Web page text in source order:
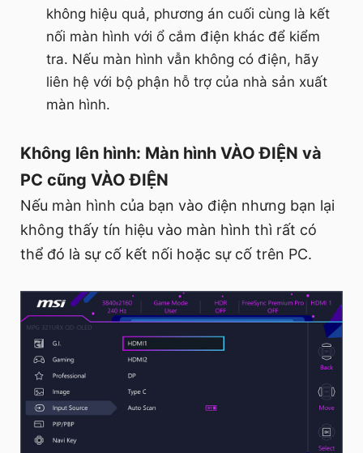
không hiệu quả, phương án cuối cùng là kết
nối màn hình với ổ cắm điện khác để kiểm
tra. Nếu màn hình vẫn không có điện, hãy
liên hệ với bộ phận hỗ trợ của nhà sản xuất
màn hình.
Không lên hình: Màn hình VÀO ĐIỆN và
PC cũng VÀO ĐIỆN
Nếu màn hình của bạn vào điện nhưng bạn lại
không thấy tín hiệu vào màn hình thì rất có
thể đó là sự cố kết nối hoặc sự cố trên PC.